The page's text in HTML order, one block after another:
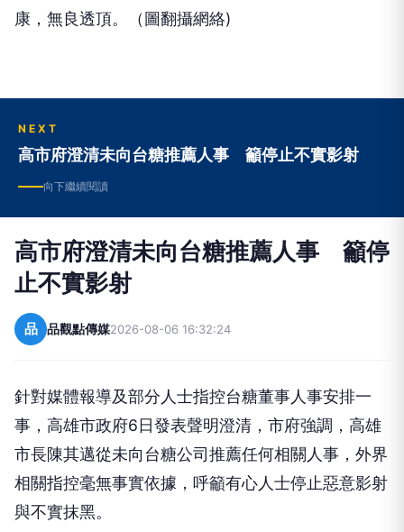
康，無良透頂。（圖翻攝網絡)
NEXT
高市府澄清未向台糖推薦人事 籲停止不實影射
向下繼續閱讀
高市府澄清未向台糖推薦人事 籲停
止不實影射
品 品觀點傳媒2026-08-06 16:32:24
針對媒體報導及部分人士指控台糖董事人事安排一
事，高雄市政府6日發表聲明澄清，市府強調，高雄
市長陳其邁從未向台糖公司推薦任何相關人事，外界
相關指控毫無事實依據，呼籲有心人士停止惡意影射
與不實抹黑。